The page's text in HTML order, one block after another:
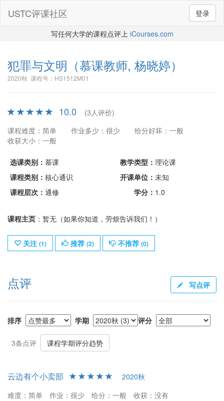
登录
USTC评课社区
写任何大学的课程点评上 iCourses.com
犯罪与文明 （慕课教师, 杨晓婷）
2020秋 课程号：HS1512M01
10.0
(3人评价)
课程难度：简单
作业多少：很少
给分好坏：一般
收获大小：一般
选课类别： 慕课 教学类型： 理论课
课程类别： 核心通识 开课单位： 未知
课程层次： 通修 学分： 1.0
课程主页 ：暂无（如果你知道，劳烦告诉我们！）
关注 (1) 推荐 (2) 不推荐 (0)
点评 写点评
排序 学期 评分
3条点评 课程学期评分趋势
云边有个小卖部
2020秋
难度：简单
作业：很少 给分：一般
收获：没有